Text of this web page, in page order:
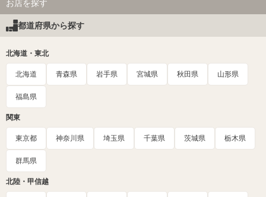
お店を探す
都道府県から探す
北海道・東北
北海道 青森県 岩手県 宮城県 秋田県 山形県
福島県
関東
東京都 神奈川県 埼玉県 千葉県 茨城県 栃木県
群馬県
北陸・甲信越